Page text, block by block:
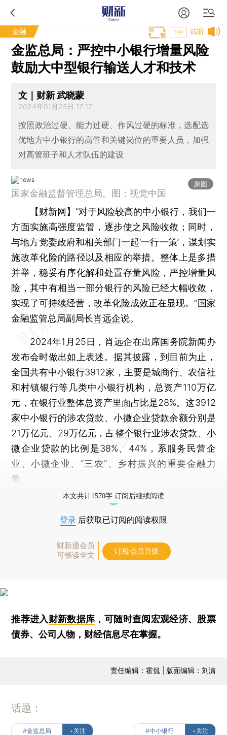
金融 试听
T中
金监总局：严控中小银行增量风险
鼓励大中型银行输送人才和技术
文｜财新 武晓蒙
2024年01月25日 17:17
按照政治过硬、能力过硬、作风过硬的标准，选配选
优地方中小银行的高管和关键岗位的重要人员，加强
对高管班子和人才队伍的建设
原图
国家金融监督管理总局。图：视觉中国
【财新网】 “对于风险较高的中小银行，我们一
方面实施高强度监管，逐步使之风险收敛；同时，
与地方党委政府和相关部门一起‘一行一策’，谋划实
施改革化险的路径以及相应的举措。整体上是多措
并举，稳妥有序化解和处置存量风险，严控增量风
险，其中有相当一部分银行的风险已经大幅收敛，
实现了可持续经营，改革化险成效正在显现。”国家
金融监管总局副局长肖远企说。
2024年1月25日，肖远企在出席国务院新闻办
发布会时做出如上表述。据其披露，到目前为止，
全国共有中小银行3912家，主要是城商行、农信社
和村镇银行等几类中小银行机构，总资产110万亿
元，在银行业整体总资产里面占比是28%。这3912
家中小银行的涉农贷款、小微企业贷款余额分别是
21万亿元、29万亿元，占整个银行业涉农贷款、小
微企业贷款的比例是38%、44%，系服务民营企
业、小微企业、“三农”、乡村振兴的重要金融力
量。
本文共计1570字 订阅后继续阅读
登录 后获取已订阅的阅读权限
财新通会员
可畅读全文
订阅/会员升级
推荐进入财新数据库 ，可随时查阅宏观经济、股票
债券、公司人物，财经信息尽在掌握。
责任编辑：霍侃 | 版面编辑：刘潇
话题：
#金监总局 +关注 #中小银行 +关注